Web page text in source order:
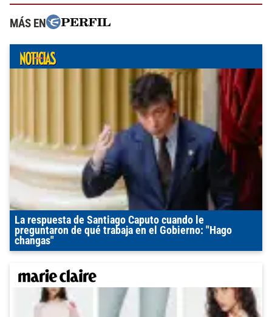
MÁS EN
La respuesta de Santiago Caputo cuando le
preguntaron de qué trabaja en el Gobierno: "Hago
changas"